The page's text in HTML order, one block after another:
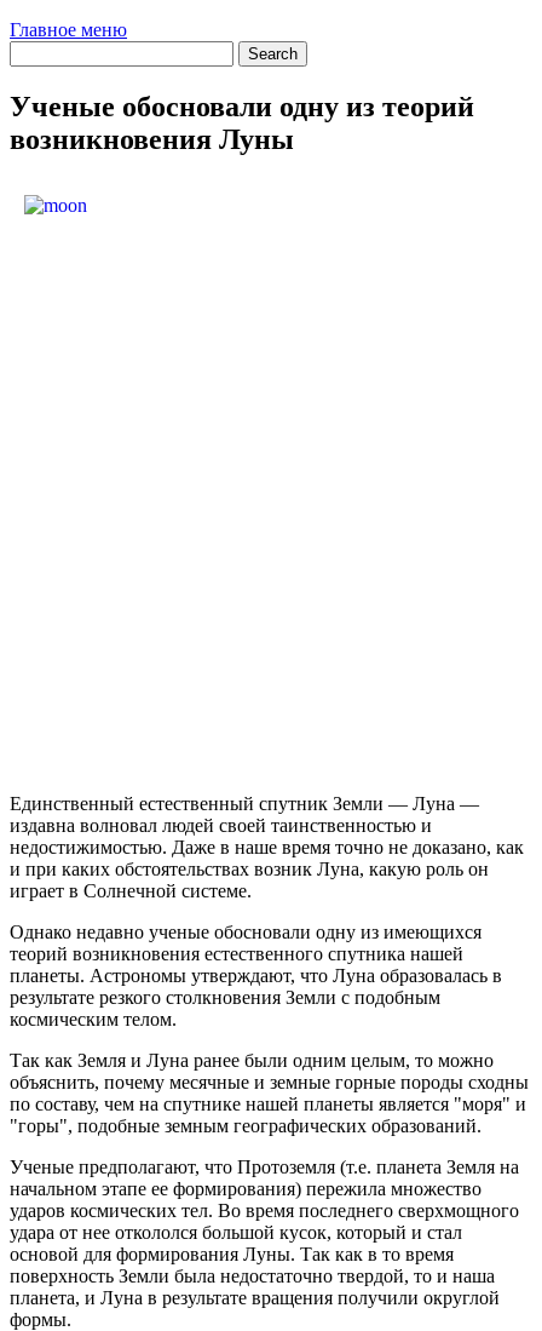
Главное меню
Ученые обосновали одну из теорий
возникновения Луны
Единственный естественный спутник Земли — Луна —
издавна волновал людей своей таинственностью и
недостижимостью. Даже в наше время точно не доказано, как
и при каких обстоятельствах возник Луна, какую роль он
играет в Солнечной системе.
Однако недавно ученые обосновали одну из имеющихся
теорий возникновения естественного спутника нашей
планеты. Астрономы утверждают, что Луна образовалась в
результате резкого столкновения Земли с подобным
космическим телом.
Так как Земля и Луна ранее были одним целым, то можно
объяснить, почему месячные и земные горные породы сходны
по составу, чем на спутнике нашей планеты является "моря" и
"горы", подобные земным географических образований.
Ученые предполагают, что Протоземля (т.е. планета Земля на
начальном этапе ее формирования) пережила множество
ударов космических тел. Во время последнего сверхмощного
удара от нее откололся большой кусок, который и стал
основой для формирования Луны. Так как в то время
поверхность Земли была недостаточно твердой, то и наша
планета, и Луна в результате вращения получили округлой
формы.